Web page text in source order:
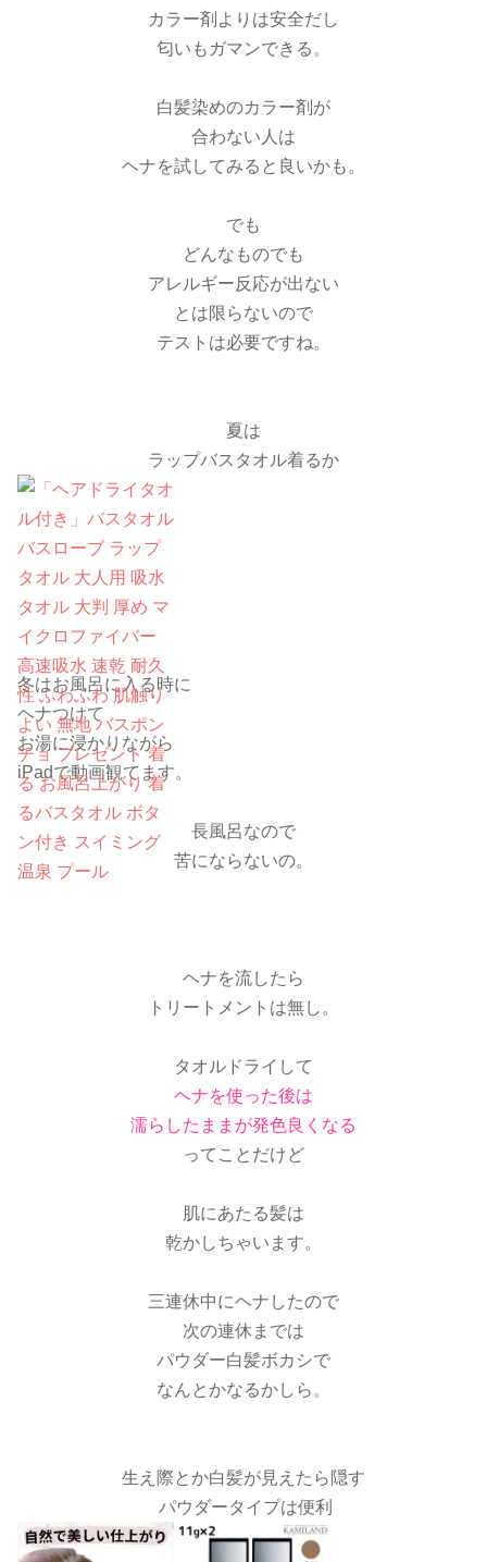
カラー剤よりは安全だし
匂いもガマンできる。
白髪染めのカラー剤が
合わない人は
ヘナを試してみると良いかも。
でも
どんなものでも
アレルギー反応が出ない
とは限らないので
テストは必要ですね。
夏は
ラップバスタオル着るか
冬はお風呂に入る時に
ヘナつけて
お湯に浸かりながら
iPadで動画観てます。
長風呂なので
苦にならないの。
ヘナを流したら
トリートメントは無し。
タオルドライして
ヘナを使った後は
濡らしたままが発色良くなる
ってことだけど
肌にあたる髪は
乾かしちゃいます。
三連休中にヘナしたので
次の連休までは
パウダー白髪ボカシで
なんとかなるかしら。
生え際とか白髪が見えたら隠す
パウダータイプは便利